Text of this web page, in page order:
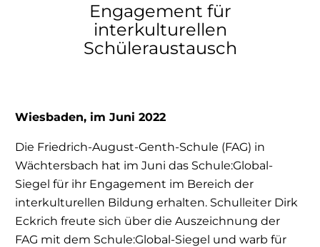
Einsatzstellen
Downloadbereich
Veranstaltungen Über uns
Engagement für
interkulturellen
Schüleraustausch
Wiesbaden, im Juni 2022
Die Friedrich-August-Genth-Schule (FAG) in
Wächtersbach hat im Juni das Schule:Global-
Siegel für ihr Engagement im Bereich der
interkulturellen Bildung erhalten. Schulleiter Dirk
Eckrich freute sich über die Auszeichnung der
FAG mit dem Schule:Global-Siegel und warb für